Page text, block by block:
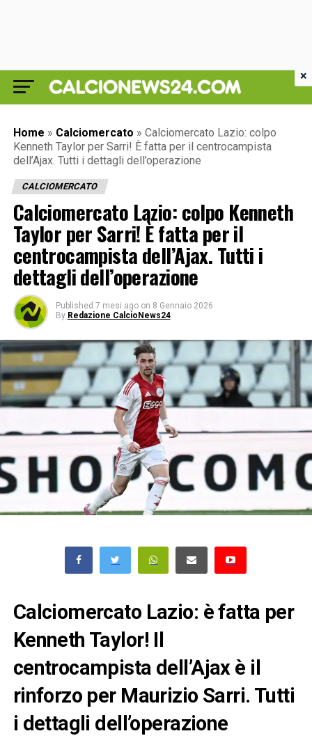
Home » Calciomercato » Calciomercato Lazio: colpo
Kenneth Taylor per Sarri! È fatta per il centrocampista
dell’Ajax. Tutti i dettagli dell’operazione
CALCIOMERCATO
Calciomercato Lazio: colpo Kenneth
Taylor per Sarri! È fatta per il
centrocampista dell’Ajax. Tutti i
dettagli dell’operazione
Published 7 mesi ago on 8 Gennaio 2026
By Redazione CalcioNews24
Calciomercato Lazio: è fatta per
Kenneth Taylor! Il
centrocampista dell’Ajax è il
rinforzo per Maurizio Sarri. Tutti
i dettagli dell’operazione
×